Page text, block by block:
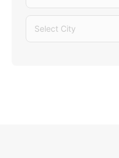
Select City